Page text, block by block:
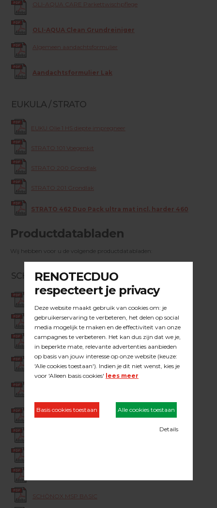
OLI-AQUA CARE Parkettwischpflege
OLI-AQUA Clean Grundreiniger
Algemeen aandachtsformulier
Aandachtsformulier Lak
EUKULA / STRATO
EUKU Olie 1 HS diepte impregneer
STRATO 101 Voegenkit
STRATO 200 Grondlak
STRATO 201 Grondlak
STRATO 462 Duo Pack ultra mat incl. harder 460
Productdatabladen
Wij hebben voor u de volgende productdatabladen:
SCHÖNOX
SCHÖNOX AMPLUS egaliseermiddel
SCHÖNOX APF egaliseermiddel
SCHÖNOX DUROCOLL
SCHÖNOX IFLOOR
SCHÖNOX MSP BASIC